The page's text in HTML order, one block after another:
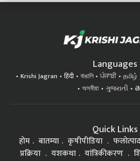
Languages
Krishi Jagran हिंदी বাঙালি ਪੰਜਾਬੀ தமிழ்
অসমীয়া
ગુજરાતી
Quick Links
होम बातम्या कृषीपीडिया
प्रक्रिया
यशकथा यांत्रिकीकरण